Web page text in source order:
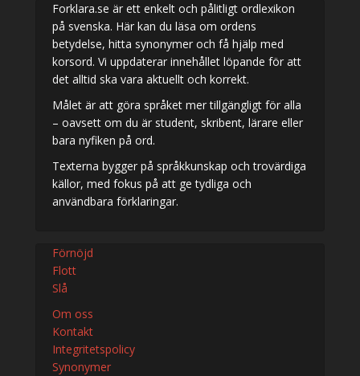
Forklara.se är ett enkelt och pålitligt ordlexikon
på svenska. Här kan du läsa om ordens
betydelse, hitta synonymer och få hjälp med
korsord. Vi uppdaterar innehållet löpande för att
det alltid ska vara aktuellt och korrekt.
Målet är att göra språket mer tillgängligt för alla
– oavsett om du är student, skribent, lärare eller
bara nyfiken på ord.
Texterna bygger på språkkunskap och trovärdiga
källor, med fokus på att ge tydliga och
användbara förklaringar.
Förnöjd
Flott
Slå
Om oss
Kontakt
Integritetspolicy
Synonymer